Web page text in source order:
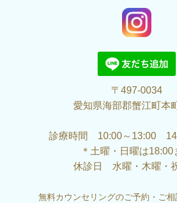
〒497-0034
愛知県海部郡蟹江町本
診療時間 10:00～13:00
＊土曜・日曜は18:00
休診日 水曜・木曜・
無料カウンセリングのご予約・ご